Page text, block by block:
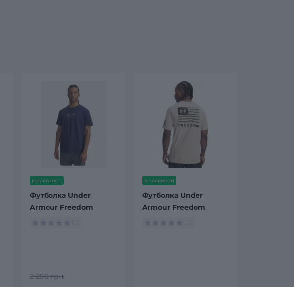
в наявності
Футболка Under
Armour Freedom
2 298 грн.
в наявності
Футболка Under
Armour Freedom